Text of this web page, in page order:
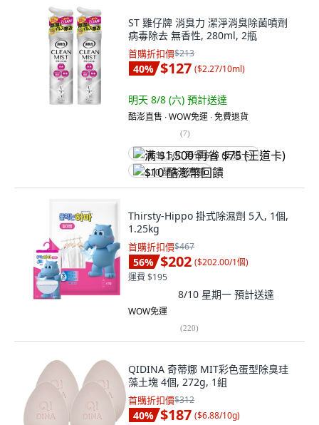
ST 雞仔牌 消臭力 潔淨消臭除菌噴劑
病毒除去 無香性, 280ml, 2瓶
首購折扣價$213
40% $127 ($2.27/10ml)
明天 8/8 (六) 預計送達
酷澎直售 ∙ WOW免運 ∙ 免費退貨
(7)
满 $1,500 再省 $75 (王道卡)
$10 酷澎幣回饋
Thirsty-Hippo 掛式除濕劑 5入, 1個,
1.25kg
首購折扣價$467
56% $202 ($202.00/1個)
運費 $195
8/10 星期一 預計送達
WOW免運
(220)
QIDINA 奇蒂娜 MIT彩色蛋型除臭珪
藻土塊 4個, 272g, 1組
首購折扣價$312
40% $187 ($6.88/10g)